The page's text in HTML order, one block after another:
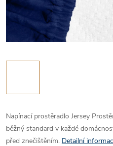
Napínací prostěradlo Jersey
běžný standard v každé
před znečištěním. Detailní